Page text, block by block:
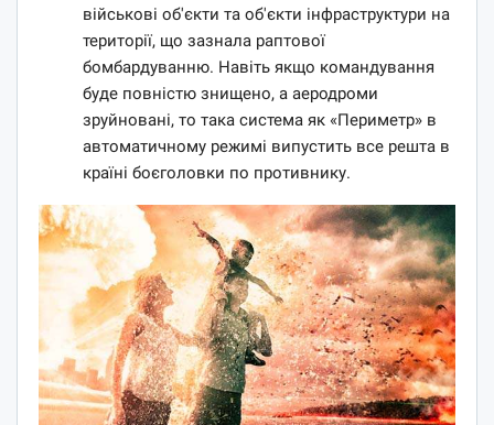
військові об'єкти та об'єкти інфраструктури на
території, що зазнала раптової
бомбардуванню. Навіть якщо командування
буде повністю знищено, а аеродроми
зруйновані, то така система як «Периметр» в
автоматичному режимі випустить все решта в
країні боєголовки по противнику.